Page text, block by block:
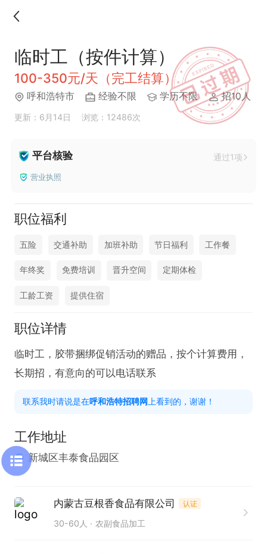
临时工（按件计算）
100-350元/天（完工结算）
呼和浩特市 经验不限 学历不限 招10人
更新：6月14日 浏览：12486次
平台核验 通过1项
营业执照
职位福利
五险 交通补助 加班补助 节日福利 工作餐
年终奖 免费培训 晋升空间 定期体检
工龄工资 提供住宿
职位详情
临时工，胶带捆绑促销活动的赠品，按个计算费用，
长期招，有意向的可以电话联系
联系我时请说是在呼和浩特招聘网 上看到的，谢谢！
工作地址
新城区丰泰食品园区
内蒙古豆根香食品有限公司 认证
30-60人 农副食品加工